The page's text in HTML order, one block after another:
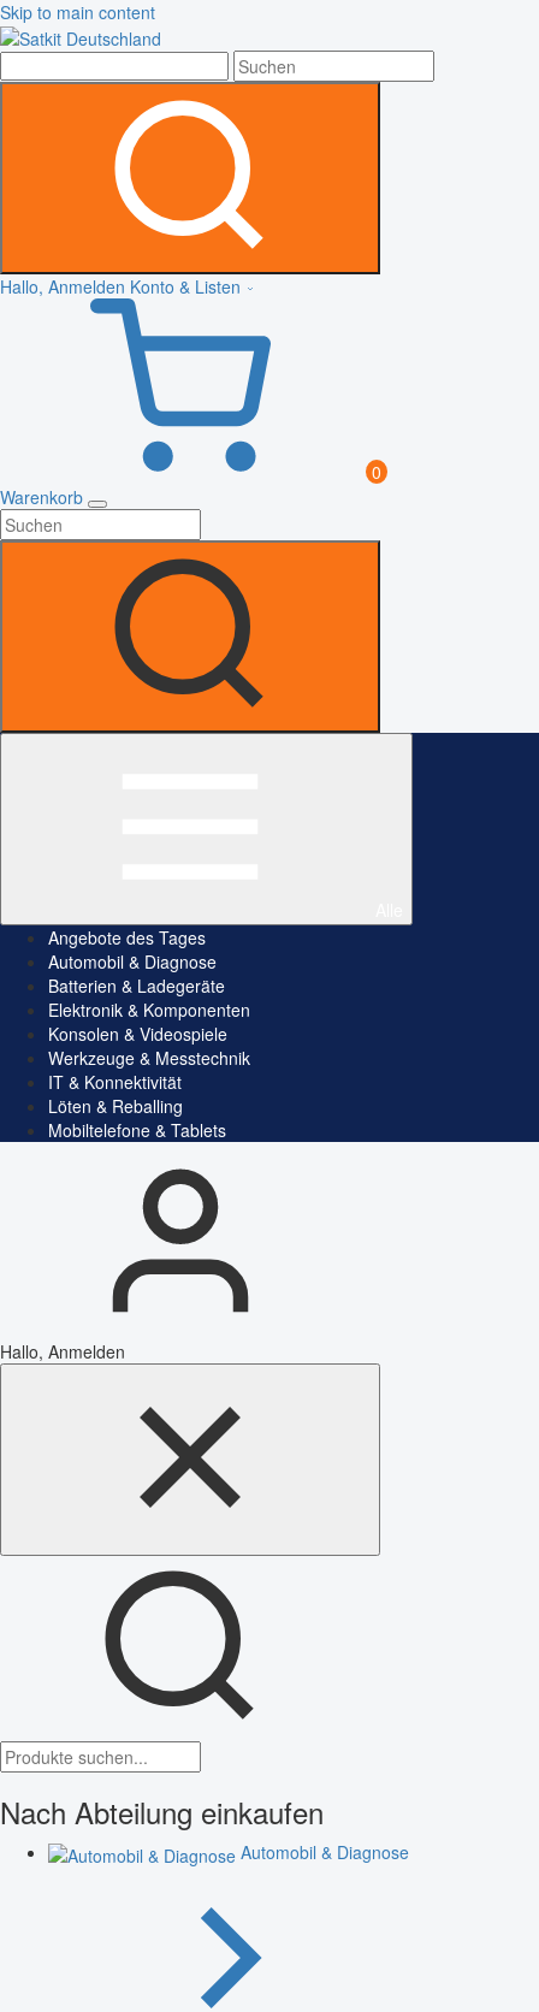
Skip to main content
Hallo, Anmelden Konto & Listen
0
Warenkorb
Angebote des Tages
Automobil & Diagnose
Batterien & Ladegeräte
Elektronik & Komponenten
Konsolen & Videospiele
Werkzeuge & Messtechnik
IT & Konnektivität
Löten & Reballing
Mobiltelefone & Tablets
Hallo, Anmelden
Nach Abteilung einkaufen
Automobil & Diagnose